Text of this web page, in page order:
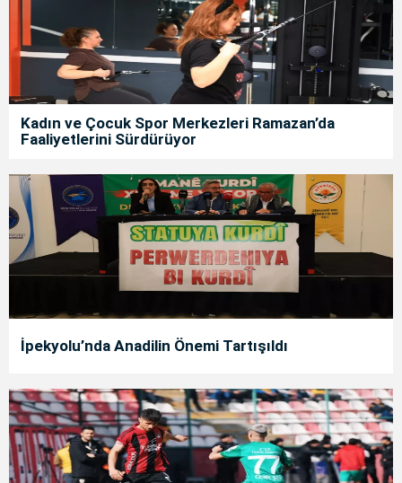
Kadın ve Çocuk Spor Merkezleri Ramazan’da
Faaliyetlerini Sürdürüyor
İpekyolu’nda Anadilin Önemi Tartışıldı